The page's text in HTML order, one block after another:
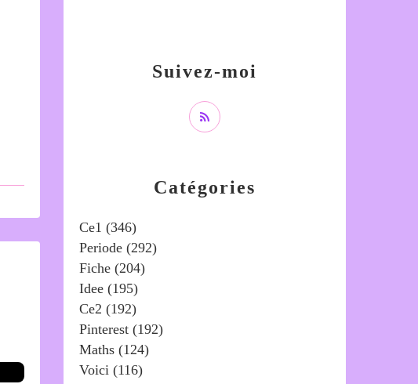
Catégories
Ce1 (346)
Periode (292)
Fiche (204)
Idee (195)
Ce2 (192)
Pinterest (192)
Maths (124)
Voici (116)
Suivez-moi